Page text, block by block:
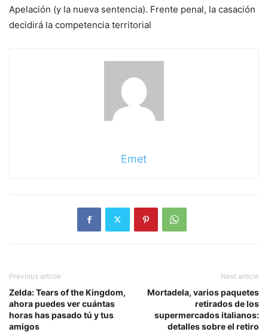
Apelación (y la nueva sentencia). Frente penal, la casación
decidirá la competencia territorial
Emet
Previous article
Zelda: Tears of the Kingdom,
ahora puedes ver cuántas
horas has pasado tú y tus
amigos
Next article
Mortadela, varios paquetes
retirados de los
supermercados italianos:
detalles sobre el retiro